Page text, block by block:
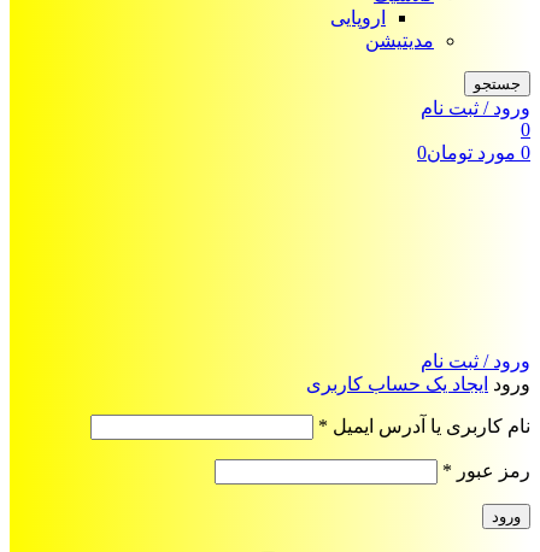
اروپایی
مدیتیشن
جستجو
ورود / ثبت نام
0
0 مورد تومان0
ورود / ثبت نام
ورود ایجاد یک حساب کاربری
نام کاربری یا آدرس ایمیل *
رمز عبور *
ورود